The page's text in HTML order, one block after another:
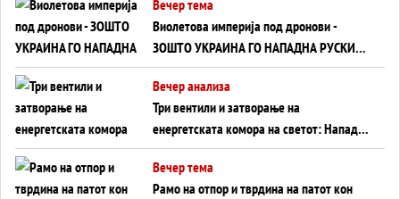
Вечер тема
Виолетова империја под дронови -
ЗОШТО УКРАИНА ГО НАПАДНА РУСКИОТ
WILDBERRIES
Вечер анализа
Три вентили и затворање на
енергетската комора на светот: Нападот
во Суец најавува глобален енергетски
инфаркт?
Вечер тема
Рамо на отпор и тврдина на патот кон